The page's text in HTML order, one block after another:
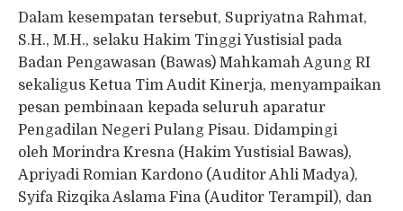
Dalam kesempatan tersebut, Supriyatna Rahmat,
S.H., M.H., selaku Hakim Tinggi Yustisial pada
Badan Pengawasan (Bawas) Mahkamah Agung RI
sekaligus Ketua Tim Audit Kinerja, menyampaikan
pesan pembinaan kepada seluruh aparatur
Pengadilan Negeri Pulang Pisau. Didampingi
oleh Morindra Kresna (Hakim Yustisial Bawas),
Apriyadi Romian Kardono (Auditor Ahli Madya),
Syifa Rizqika Aslama Fina (Auditor Terampil), dan